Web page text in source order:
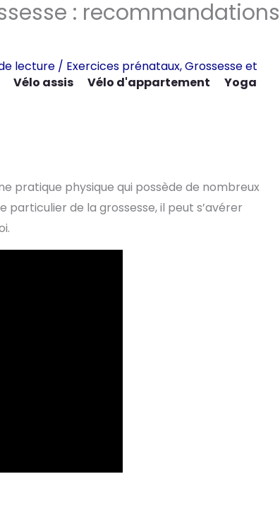
: recommandations
lecture / Exercices prénataux,Grossesse et
Vélo assis Vélo d'appartement
Yoga
pratique physique qui possède de nombreux
de la grossesse, il peut s’avérer